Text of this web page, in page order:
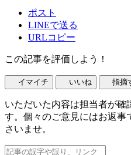
ポスト
LINEで送る
URLコピー
この記事を評価しよう！
イマイチ いいね 指摘
いただいた内容は担当者が確
す。個々のご意見にはお返事
さいませ。